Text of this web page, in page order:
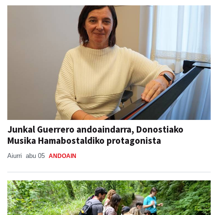
Junkal Guerrero andoaindarra, Donostiako
Musika Hamabostaldiko protagonista
Aiurri abu 05 ANDOAIN